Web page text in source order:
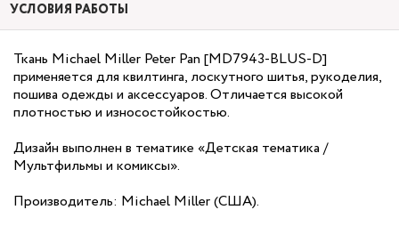
УСЛОВИЯ РАБОТЫ
Ткань Michael Miller Peter Pan [MD7943-BLUS-D]
применяется для квилтинга, лоскутного шитья, рукоделия,
пошива одежды и аксессуаров. Отличается высокой
плотностью и износостойкостью.
Дизайн выполнен в тематике «Детская тематика /
Мультфильмы и комиксы».
Производитель: Michael Miller (США).